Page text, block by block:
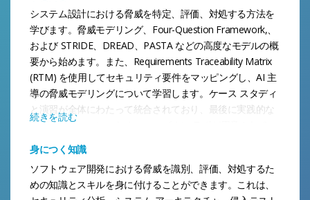
システム設計における脅威を特定、評価、対処する方法を
学びます。脅威モデリング、Four-Question Framework,、
および STRIDE、DREAD、PASTA などの高度なモデルの概
要から始めます。また、Requirements Traceability Matrix
(RTM) を使用してセキュリティ要件をマッピングし、AI 主
導の脅威モデリングについて学習します。ケース スタディ
と演習が全体にわたって統合されており、最後に実践的な
アプリケーションのためのハンズオン ラボが用意されてい
続きを読む
身につく知識
ソフトウェア開発における脅威を識別、評価、対処するた
めの知識とスキルを身に付けることができます。これは、